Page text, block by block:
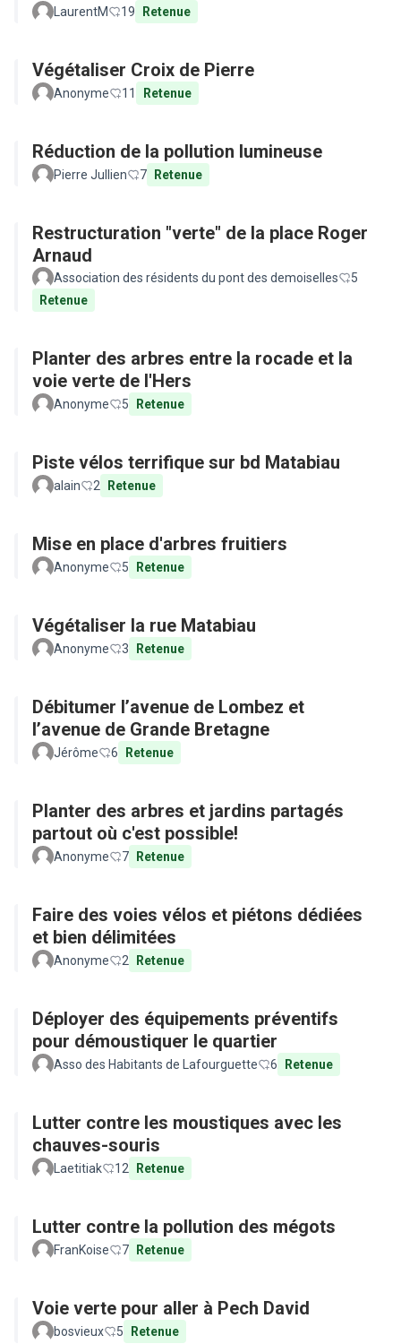
LaurentM 19 Retenue
Végétaliser Croix de Pierre
Anonyme 11 Retenue
Réduction de la pollution lumineuse
Pierre Jullien 7 Retenue
Restructuration "verte" de la place Roger
Arnaud
Association des résidents du pont des demoiselles
5
Retenue
Planter des arbres entre la rocade et la
voie verte de l'Hers
Anonyme 5 Retenue
Piste vélos terrifique sur bd Matabiau
alain 2 Retenue
Mise en place d'arbres fruitiers
Anonyme 5 Retenue
Végétaliser la rue Matabiau
Anonyme 3 Retenue
Débitumer l’avenue de Lombez et
l’avenue de Grande Bretagne
Jérôme 6 Retenue
Planter des arbres et jardins partagés
partout où c'est possible!
Anonyme 7 Retenue
Faire des voies vélos et piétons dédiées
et bien délimitées
Anonyme 2 Retenue
Déployer des équipements préventifs
pour démoustiquer le quartier
Asso des Habitants de Lafourguette 6 Retenue
Lutter contre les moustiques avec les
chauves-souris
Laetitiak 12 Retenue
Lutter contre la pollution des mégots
FranKoise 7 Retenue
Voie verte pour aller à Pech David
bosvieux 5 Retenue